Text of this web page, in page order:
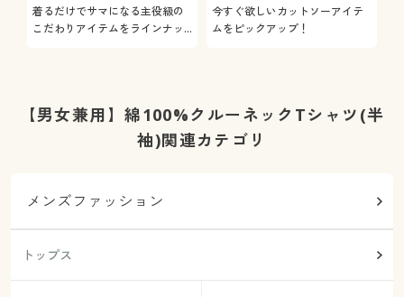
着るだけでサマになる主役級の
こだわりアイテムをラインナッ
今すぐ欲しいカットソーアイテ
ムをピックアップ！
【男女兼用】綿100%クルーネックTシャツ(半
袖)関連カテゴリ
メンズファッション
トップス